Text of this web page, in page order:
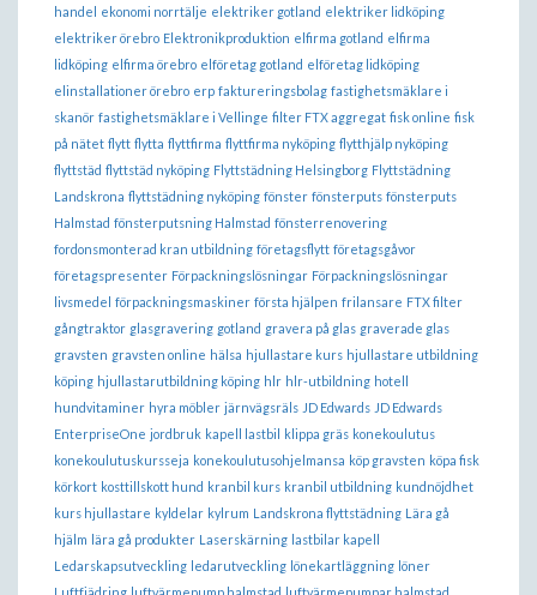
handel ekonomi norrtälje elektriker gotland elektriker lidköping
elektriker örebro Elektronikproduktion elfirma gotland elfirma
lidköping elfirma örebro elföretag gotland elföretag lidköping
elinstallationer örebro erp faktureringsbolag fastighetsmäklare i
skanör fastighetsmäklare i Vellinge filter FTX aggregat fisk online fisk
på nätet flytt flytta flyttfirma flyttfirma nyköping flytthjälp nyköping
flyttstäd flyttstäd nyköping Flyttstädning Helsingborg Flyttstädning
Landskrona flyttstädning nyköping fönster fönsterputs fönsterputs
Halmstad fönsterputsning Halmstad fönsterrenovering
fordonsmonterad kran utbildning företagsflytt företagsgåvor
företagspresenter Förpackningslösningar Förpackningslösningar
livsmedel förpackningsmaskiner första hjälpen frilansare FTX filter
gångtraktor glasgravering gotland gravera på glas graverade glas
gravsten gravsten online hälsa hjullastare kurs hjullastare utbildning
köping hjullastarutbildning köping hlr hlr-utbildning hotell
hundvitaminer hyra möbler järnvägsräls JD Edwards JD Edwards
EnterpriseOne jordbruk kapell lastbil klippa gräs konekoulutus
konekoulutuskursseja konekoulutusohjelmansa köp gravsten köpa fisk
körkort kosttillskott hund kranbil kurs kranbil utbildning kundnöjdhet
kurs hjullastare kyldelar kylrum Landskrona flyttstädning Lära gå
hjälm lära gå produkter Laserskärning lastbilar kapell
Ledarskapsutveckling ledarutveckling lönekartläggning löner